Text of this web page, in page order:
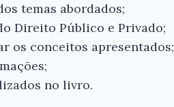
temas abordados;
Direito Público e Privado;
os conceitos apresentados;
no livro.